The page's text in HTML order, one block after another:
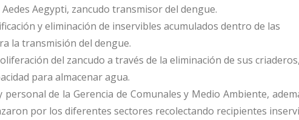
Aegypti, zancudo transmisor del dengue.
y eliminación de inservibles acumulados dentro de las
la transmisión del dengue.
del zancudo a través de la eliminación de sus criaderos,
para almacenar agua.
de la Gerencia de Comunales y Medio Ambiente,
por los diferentes sectores recolectando recipientes